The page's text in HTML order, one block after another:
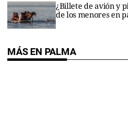
¿Billete de avión y
de los menores en
MÁS EN PALMA